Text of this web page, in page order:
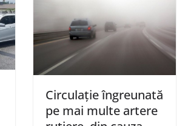
Circulație îngreunată
pe mai multe artere